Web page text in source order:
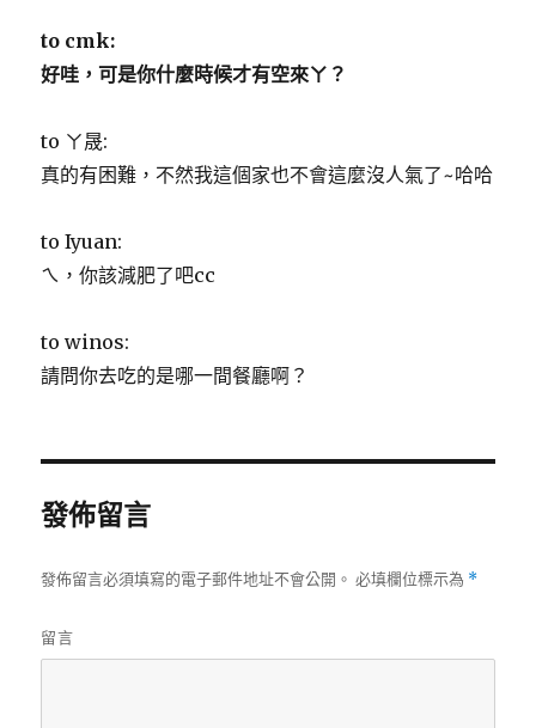
to cmk:
好哇，可是你什麼時候才有空來ㄚ？
to ㄚ晟:
真的有困難，不然我這個家也不會這麼沒人氣了~哈哈
to Iyuan:
ㄟ，你該減肥了吧cc
to winos:
請問你去吃的是哪一間餐廳啊？
發佈留言
發佈留言必須填寫的電子郵件地址不會公開。 必填欄位標示為 *
留言